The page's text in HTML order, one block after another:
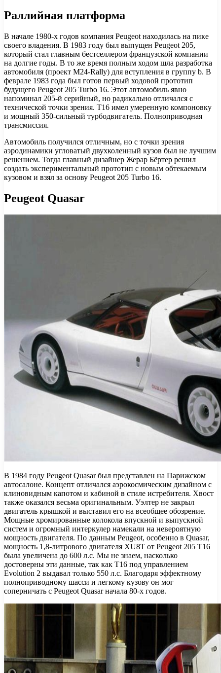
Раллийная платформа
В начале 1980-х годов компания Peugeot находилась на пике
своего владения. В 1983 году был выпущен Peugeot 205,
который стал главным бестселлером французской компании
на долгие годы. В то же время полным ходом шла разработка
автомобиля (проект M24-Rally) для вступления в группу b. В
феврале 1983 года был готов первый ходовой прототип
будущего Peugeot 205 Turbo 16. Этот автомобиль явно
напоминал 205-й серийный, но радикально отличался с
технической точки зрения. T16 имел умеренную компоновку
и мощный 350-сильный турбодвигатель. Полноприводная
трансмиссия.
Автомобиль получился отличным, но с точки зрения
аэродинамики угловатый двухколенный кузов был не лучшим
решением. Тогда главный дизайнер Жерар Бёртер решил
создать экспериментальный прототип с новым обтекаемым
кузовом и взял за основу Peugeot 205 Turbo 16.
Peugeot Quasar
В 1984 году Peugeot Quasar был представлен на Парижском
автосалоне. Концепт отличался аэрокосмическим дизайном с
клиновидным капотом и кабиной в стиле истребителя. Хвост
также оказался весьма оригинальным. Уэлтер не закрыл
двигатель крышкой и выставил его на всеобщее обозрение.
Мощные хромированные колокола впускной и выпускной
систем и огромный интеркулер намекали на невероятную
мощность двигателя. По данным Peugeot, особенно в Quasar,
мощность 1,8-литрового двигателя XU8T от Peugeot 205 T16
была увеличена до 600 л.с. Мы не знаем, насколько
достоверны эти данные, так как T16 под управлением
Evolution 2 выдавал только 550 л.с. Благодаря эффектному
полноприводному шасси и легкому кузову он мог
соперничать с Peugeot Quasar начала 80-х годов.